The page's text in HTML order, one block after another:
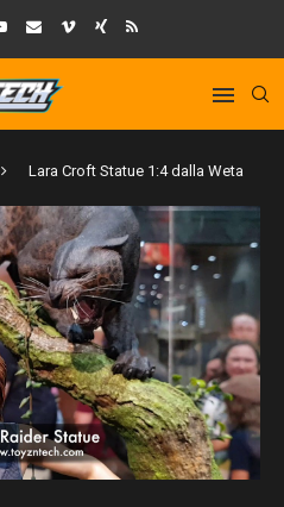
Lara Croft Statue 1:4 dalla Weta